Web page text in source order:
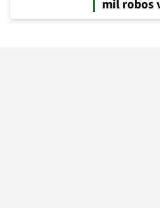
mil robos